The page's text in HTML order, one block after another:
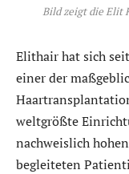
Bild zeigt die Elit
Elithair hat sich
einer der
weltgrößte
nachweislich
begleiteten